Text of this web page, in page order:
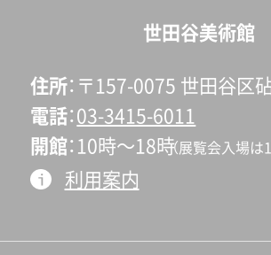
世田谷美術館
住所 〒157-0075 世田谷区
電話 03-3415-6011
開館 10時〜18時（展覧会入場は
利用案内